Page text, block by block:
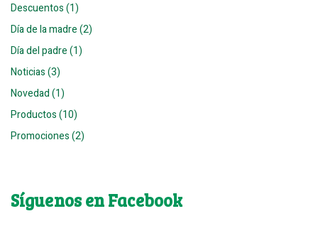
Descuentos (1)
Día de la madre (2)
Día del padre (1)
Noticias (3)
Novedad (1)
Productos (10)
Promociones (2)
Síguenos en Facebook